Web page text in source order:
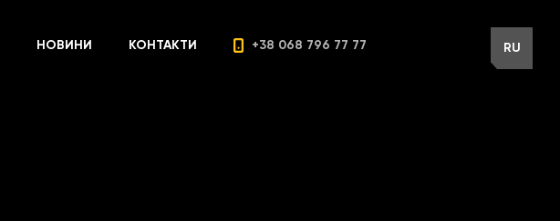
НОВИНИ КОНТАКТИ +38 068 796 77 77 RU